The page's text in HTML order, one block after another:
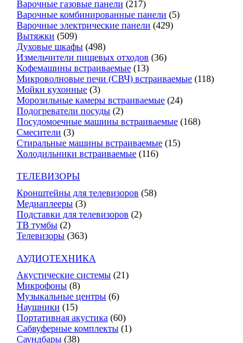
Варочные газовые панели (217)
Варочные комбинированные панели (5)
Варочные электрические панели (429)
Вытяжки (509)
Духовые шкафы (498)
Измельчители пищевых отходов (36)
Кофемашины встраиваемые (13)
Микроволновые печи (СВЧ) встраиваемые (118)
Мойки кухонные (3)
Морозильные камеры встраиваемые (24)
Подогреватели посуды (2)
Посудомоечные машины встраиваемые (168)
Смесители (3)
Стиральные машины встраиваемые (15)
Холодильники встраиваемые (116)
ТЕЛЕВИЗОРЫ
Кронштейны для телевизоров (58)
Медиаплееры (3)
Подставки для телевизоров (2)
ТВ тумбы (2)
Телевизоры (363)
АУДИОТЕХНИКА
Акустические системы (21)
Микрофоны (8)
Музыкальные центры (6)
Наушники (15)
Портативная акустика (60)
Сабвуферные комплекты (1)
Саундбары (38)